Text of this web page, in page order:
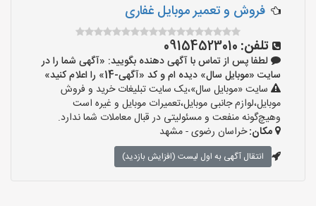
فروش و تعمیر موبایل غفاری
تلفن: 09154523010
لطفا پس از تماس با آگهی دهنده بگویید: «آگهی شما را در
سایت «موبایل سال» دیده ام و کد «آگهی-14» را اعلام کنید»
سایت «موبایل سال»،یک سایت تبلیغات خرید و فروش
موبایل،لوازم جانبی موبایل،تعمیرات موبایل و غیره است
وهیچ‌گونه منفعت و مسئولیتی در قبال معاملات شما ندارد.
مکان:خراسان رضوی - مشهد
انتقال آگهی به اول لیست (افزایش بازدید)